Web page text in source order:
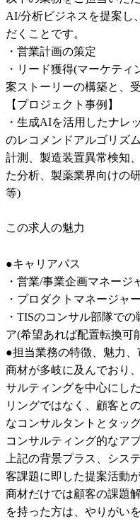
AI/分析ビジネスを提案し
だくことです。
・営業計画の策定
・リード獲得(マーケテ
案ストーリーの構築と、
【プロジェクト事例】
・生成AIを活用したナレ
のレコメンドアルゴリズ
計測、製造装置異常検知
た分析、製薬業界向けの
等)
この求人の魅力
●キャリアパス
・営業/事業企画マネージ
・プロダクトマネージャー
・TISのコンサル部隊で
ア(希望あれば配置転換可
●担当業務の特徴、魅力
商材が多岐に及んでおり
サルティングを中心にし
リングではなく、顧客と
なコンサルタントとタッ
コンサルティング的なア
上記の背景プラス、シス
客課題に即した提案活動
商材だけでは顧客の課題
を持った方は、やりがい